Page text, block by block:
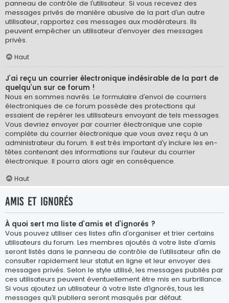
panneau de contrôle de l’utilisateur. Si vous recevez des
messages privés de manière abusive de la part d’un autre
utilisateur, rapportez ces messages aux modérateurs. Ils
peuvent empêcher un utilisateur d’envoyer des messages
privés.
Haut
J’ai reçu un courrier électronique indésirable de la part de
quelqu’un sur ce forum !
Nous en sommes navrés. Le formulaire d’envoi de courriers
électroniques de ce forum possède des protections qui
essaient de repérer les utilisateurs envoyant de tels messages.
Vous devriez envoyer par courrier électronique une copie
complète du courrier électronique que vous avez reçu à un
administrateur du forum. Il est très important d’y inclure les en-
têtes contenant des informations sur l’auteur du courrier
électronique. Il pourra alors agir en conséquence.
Haut
Amis et ignorés
À quoi sert ma liste d’amis et d’ignorés ?
Vous pouvez utiliser ces listes afin d’organiser et trier certains
utilisateurs du forum. Les membres ajoutés à votre liste d’amis
seront listés dans le panneau de contrôle de l’utilisateur afin de
consulter rapidement leur statut en ligne et leur envoyer des
messages privés. Selon le style utilisé, les messages publiés par
ces utilisateurs peuvent éventuellement être mis en surbrillance.
Si vous ajoutez un utilisateur à votre liste d’ignorés, tous les
messages qu’il publiera seront masqués par défaut.